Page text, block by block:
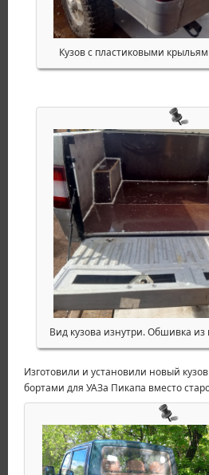
Кузов с пластиковыми
Вид кузова изнутри. Обшивка
Изготовили и установили новый
бортами для УАЗа Пикапа вместо